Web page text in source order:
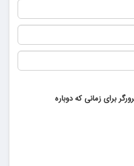
برای زمانی که دوباره